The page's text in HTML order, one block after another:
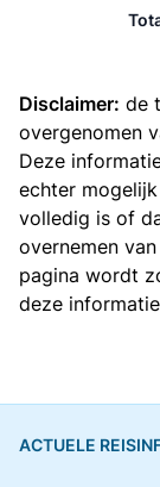
Disclaimer: de
overgenomen
Deze
echter
volledig is of
overnemen
pagina wordt
deze
ACTUELE